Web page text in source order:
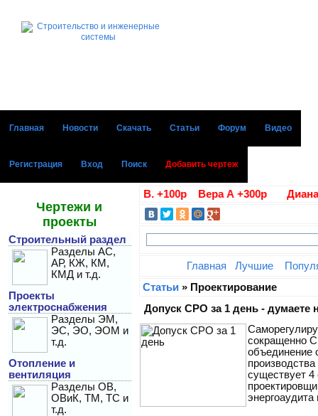
Главная Новости Скачать Статьи Форум Видео
Регистрация Вход Поиск Добавить чертеж
Чертежи и
проекты
Строительный раздел
Разделы АС,
АР, КЖ, КМ,
КМД и т.д.
Проекты
электроснабжения
Разделы ЭМ,
ЭС, ЭО, ЭОМ и
т.д.
Отопление и
вентиляция
Разделы ОВ,
ОВиК, ТМ, ТС и
т.д.
благодарности Алла В. +100р Вера А +300р Диана
Главная Лучшие
Статьи » Проектирование
Допуск СРО за 1 день - думаете
сокращенно
объединение
существует